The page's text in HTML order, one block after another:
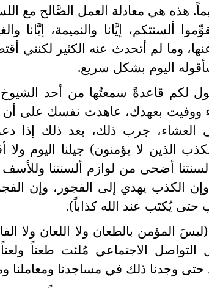
هذه هي معادلة العمل الصَّالح مع
إيَّانا والنميمة، إيَّانا
عنها، وما لم أتحدث عنه الكثير لكنني
اليوم بشكل سريع.
لكم قاعدةً سمعتُها من أحد
بعهدك، عاهدت نفسك على أن
العشاء، جرب ذلك، بعد ذلك إذا
لا يؤمنون) جيلنا اليوم ولا
أضحى من لوازم ألسنتنا وللأسف
الكذب يهدي إلى الفجور، وإن
حتى يُكتَب عند الله كذاباً).
(ليسَ المؤمن بالطعان ولا اللعان ولا
الاجتماعي مُلئت طعناً
وجدنا ذلك في مساجدنا ومعاملنا